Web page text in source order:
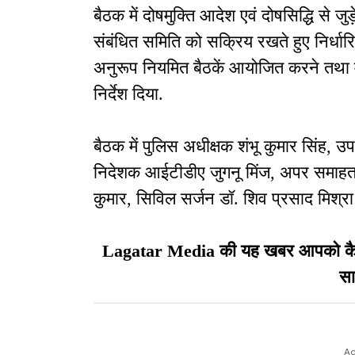
बैठक में दोषमुक्ति आदेश एवं दोषसिद्धि से
संबंधित समिति को सक्रिय रखते हुए
अनुरूप नियमित बैठकें आयोजित करने तथा
निर्देश दिया.
बैठक में पुलिस अधीक्षक शंभू कुमार सिंह,
निदेशक आईटीडीए जुगनू मिंज, अपर
कुमार, सिविल सर्जन डॉ. शिव प्रसाद
Lagatar Media की यह खबर आपको